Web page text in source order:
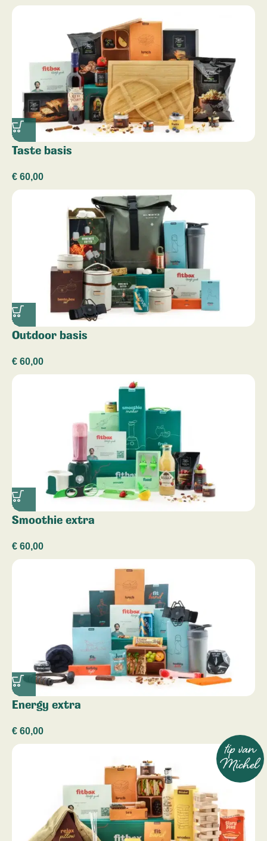
Taste basis
€ 60,00
Outdoor basis
€ 60,00
Smoothie extra
€ 60,00
Energy extra
€ 60,00
tip van
Michel